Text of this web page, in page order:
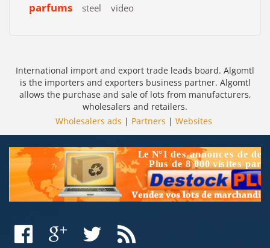
parfums steel video
International import and export trade leads board. Algomtl
is the importers and exporters business partner. Algomtl
allows the purchase and sale of lots from manufacturers,
wholesalers and retailers.
Wholesalers ads | Partners | Websites